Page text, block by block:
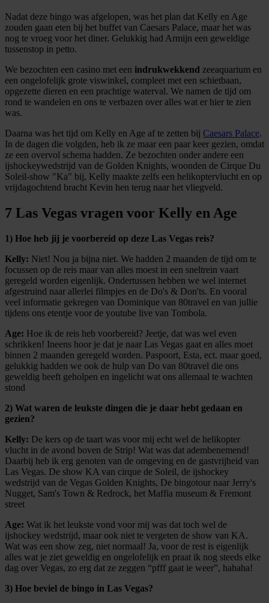
Nadat deze bingo was afgelopen, was het plan dat Kelly en Age
zouden gaan eten bij het buffet van Caesars Palace, maar het was
nog te vroeg voor het diner. Gelukkig had Armijn een geweldige
tussenstop in petto.
We bezochten een casino met een indrukwekkend zeeaquarium en
een ongelofelijk grote viswinkel, compleet met een schietbaan,
opgezette dieren en een prachtige waterval. We namen de tijd om
rond te wandelen en ons te verbazen over alles wat er hier te zien
was.
Daarna was het tijd om Kelly en Age af te zetten bij Caesars Palace.
In de dagen die volgden, heb ik ze maar een paar keer gezien, omdat
ze een overvol schema hadden. Ze bezochten onder andere een
ijshockeywedstrijd van de Golden Knights, woonden de Cirque Du
Soleil-show "Ka" bij, Kelly maakte zelfs een helikoptervlucht en op
vrijdagochtend bracht Kevin hen terug naar het vliegveld.
7 Las Vegas vragen voor Kelly en Age
1) Hoe heb jij je voorbereid op deze Las Vegas reis?
Kelly: Niet! Nou ja bijna niet. We hadden 2 maanden de tijd om te
focussen op de reis maar van alles moest in een sneltrein vaart
geregeld worden eigenlijk. Ondertussen hebben we wel internet
afgestruind naar allerlei filmpjes en de Do's & Don'ts. En vooral
veel informatie gekregen van Dominique van 80travel en van jullie
tijdens ons etentje voor de youtube live van Tombola.
Age: Hoe ik de reis heb voorbereid? Jeetje, dat was wel even
schrikken! Ineens hoor je dat je naar Las Vegas gaat en alles moet
binnen 2 maanden geregeld worden. Paspoort, Esta, ect. maar goed,
gelukkig hadden we ook de hulp van Do van 80travel die ons
geweldig heeft geholpen en ingelicht wat ons allemaal te wachten
stond
2) Wat waren de leukste dingen die je daar hebt gedaan en
gezien?
Kelly: De kers op de taart was voor mij echt wel de helikopter
vlucht in de avond boven de Strip! Wat was dat adembenemend!
Daarbij heb ik erg genoten van de omgeving en de gastvrijheid van
Las Vegas. De show KA van cirque de Soleil, de ijshockey
wedstrijd van de Vegas Golden Knights, De bingotour naar Jerry's
Nugget, Sam's Town & Redrock, het Maffia museum & Fremont
street
Age: Wat ik het leukste vond voor mij was dat toch wel de
ijshockey wedstrijd, maar ook niet te vergeten de show van KA.
Wat was een show zeg, niet normaal! Ja, voor de rest is eigenlijk
alles wat je ziet geweldig en ongelofelijk en praat ik nog steeds elke
dag over Vegas, zo erg dat ze zeggen “pfff gaat ie weer”, hahaha!
3) Hoe beviel de bingo in Las Vegas?